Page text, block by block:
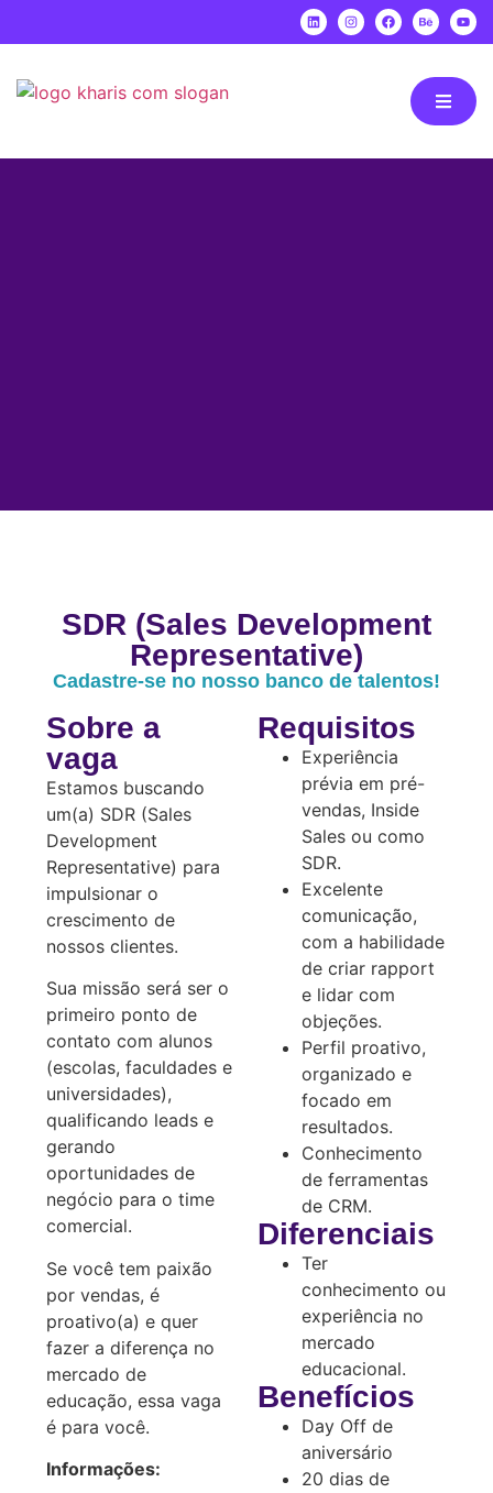
SDR (Sales Development
Representative)
Cadastre-se no nosso banco de talentos!
Sobre a
vaga
Estamos buscando
um(a) SDR (Sales
Development
Representative) para
impulsionar o
crescimento de
nossos clientes.
Sua missão será ser o
primeiro ponto de
contato com alunos
(escolas, faculdades e
universidades),
qualificando leads e
gerando
oportunidades de
negócio para o time
comercial.
Se você tem paixão
por vendas, é
proativo(a) e quer
fazer a diferença no
mercado de
educação, essa vaga
é para você.
Informações:
Requisitos
Experiência
prévia em pré-
vendas, Inside
Sales ou como
SDR.
Excelente
comunicação,
com a habilidade
de criar rapport
e lidar com
objeções.
Perfil proativo,
organizado e
focado em
resultados.
Conhecimento
de ferramentas
de CRM.
Diferenciais
Ter
conhecimento ou
experiência no
mercado
educacional.
Benefícios
Day Off de
aniversário
20 dias de